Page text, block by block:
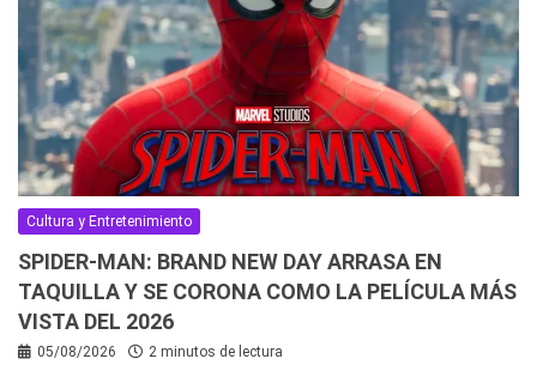
Cultura y Entretenimiento
SPIDER-MAN: BRAND NEW DAY ARRASA EN
TAQUILLA Y SE CORONA COMO LA PELÍCULA MÁS
VISTA DEL 2026
05/08/2026 2 minutos de lectura